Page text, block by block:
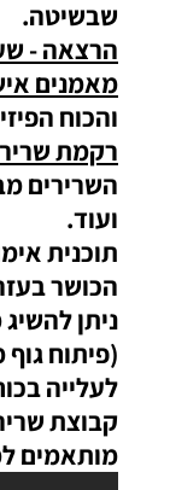
שבשיטה.
הרצאה -
מאמנים
והכוח
רקמת שריר muscle tissue
השרירים
ועוד.
תוכנית
הכושר
ניתן
(פיתוח
לעלייה
קבוצת
מותאמים